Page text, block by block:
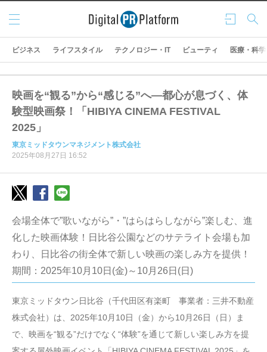
ログ
イン
検索
メニ
ュー
ビジネス ライフスタイル テクノロジー・IT ビューティ 医療・科学
映画を“観る”から“感じる”へ—都心が息づく、体
験型映画祭！「HIBIYA CINEMA FESTIVAL
2025」
東京ミッドタウンマネジメント株式会社
2025年08月27日 16:52
会場全体で”歌いながら”・”はらはらしながら”楽しむ、進
化した映画体験！日比谷公園などのサテライト会場も加
わり、日比谷の街全体で新しい映画の楽しみ方を提供！
期間：2025年10月10日(金)～10月26日(日)
東京ミッドタウン日比谷（千代田区有楽町 事業者：三井不動産
株式会社）は、2025年10月10日（金）から10月26日（日）ま
で、映画を“観る”だけでなく“体験”を通じて新しい楽しみ方を提